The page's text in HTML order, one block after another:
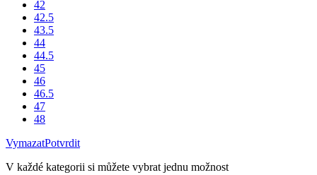
42
42.5
43.5
44
44.5
45
46
46.5
47
48
VymazatPotvrdit
V každé kategorii si můžete vybrat jednu možnost